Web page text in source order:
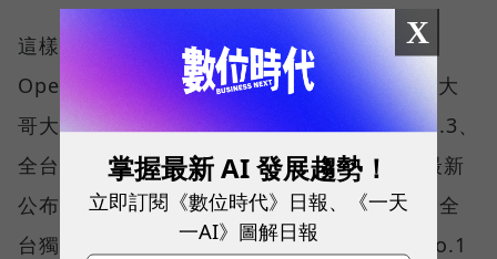
這樣的轉變，也反映在國際權威網路分析機構
Opensignal 公布的評比結果。今年初，台灣大
哥大不僅率先奪下「 4G／5G 在線率全球 No.3、
全台 No.1 」國際級榮譽，在 Opensignal 最新
公布的台灣行動網路體驗報告中，更一舉斬獲全
台獨有的「可靠性體驗」與「品質一致性」No.1
X
掌握最新 AI 發展趨勢！
立即訂閱《數位時代》日報、《一天
一AI》圖解日報